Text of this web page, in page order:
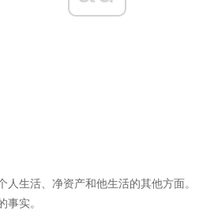
生活、净资产和他生活的其他方面。
实。